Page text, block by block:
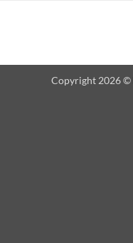
Copyright 2026 ©